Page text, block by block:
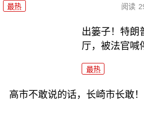
最热 阅读
出篓子！特朗
厅，被法官喊
最热
高市不敢说的话，长崎市长敢